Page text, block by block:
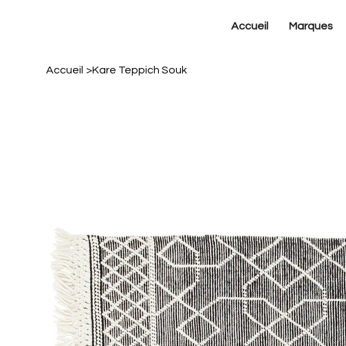
Accueil Marques
Accueil >Kare Teppich Souk